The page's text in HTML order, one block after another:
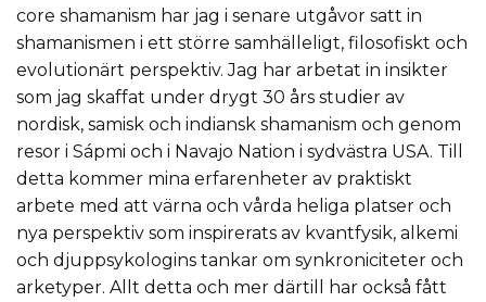
core shamanism har jag i senare utgåvor satt in
shamanismen i ett större samhälleligt, filosofiskt och
evolutionärt perspektiv. Jag har arbetat in insikter
som jag skaffat under drygt 30 års studier av
nordisk, samisk och indiansk shamanism och genom
resor i Sápmi och i Navajo Nation i sydvästra USA. Till
detta kommer mina erfarenheter av praktiskt
arbete med att värna och vårda heliga platser och
nya perspektiv som inspirerats av kvantfysik, alkemi
och djuppsykologins tankar om synkroniciteter och
arketyper. Allt detta och mer därtill har också fått